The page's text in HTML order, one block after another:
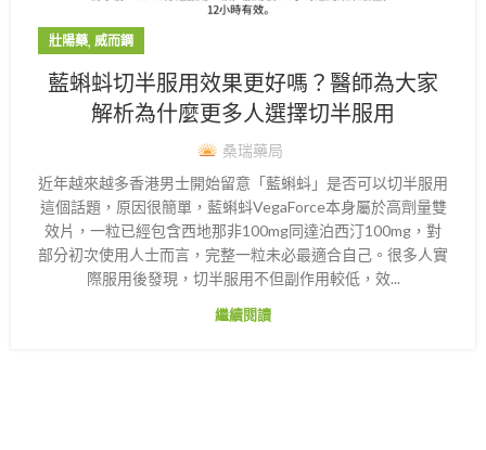
壯陽藥, 威而鋼
藍蝌蚪切半服用效果更好嗎？醫師為大家
解析為什麼更多人選擇切半服用
桑瑞藥局
近年越來越多香港男士開始留意「藍蝌蚪」是否可以切半服用
這個話題，原因很簡單，藍蝌蚪VegaForce本身屬於高劑量雙
效片，一粒已經包含西地那非100mg同達泊西汀100mg，對
部分初次使用人士而言，完整一粒未必最適合自己。很多人實
際服用後發現，切半服用不但副作用較低，效...
繼續閱讀